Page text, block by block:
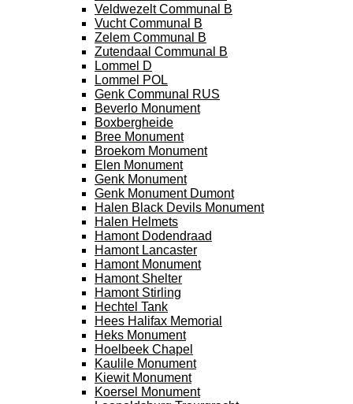
Veldwezelt Communal B
Vucht Communal B
Zelem Communal B
Zutendaal Communal B
Lommel D
Lommel POL
Genk Communal RUS
Beverlo Monument
Boxbergheide
Bree Monument
Broekom Monument
Elen Monument
Genk Monument
Genk Monument Dumont
Halen Black Devils Monument
Halen Helmets
Hamont Dodendraad
Hamont Lancaster
Hamont Monument
Hamont Shelter
Hamont Stirling
Hechtel Tank
Hees Halifax Memorial
Heks Monument
Hoelbeek Chapel
Kaulile Monument
Kiewit Monument
Koersel Monument